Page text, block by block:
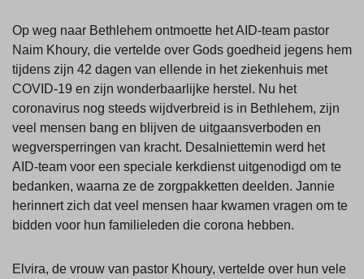
Op weg naar Bethlehem ontmoette het AID-team pastor
Naim Khoury, die vertelde over Gods goedheid jegens hem
tijdens zijn 42 dagen van ellende in het ziekenhuis met
COVID-19 en zijn wonderbaarlijke herstel. Nu het
coronavirus nog steeds wijdverbreid is in Bethlehem, zijn
veel mensen bang en blijven de uitgaansverboden en
wegversperringen van kracht. Desalniettemin werd het
AID-team voor een speciale kerkdienst uitgenodigd om te
bedanken, waarna ze de zorgpakketten deelden. Jannie
herinnert zich dat veel mensen haar kwamen vragen om te
bidden voor hun familieleden die corona hebben.
Elvira, de vrouw van pastor Khoury, vertelde over hun vele